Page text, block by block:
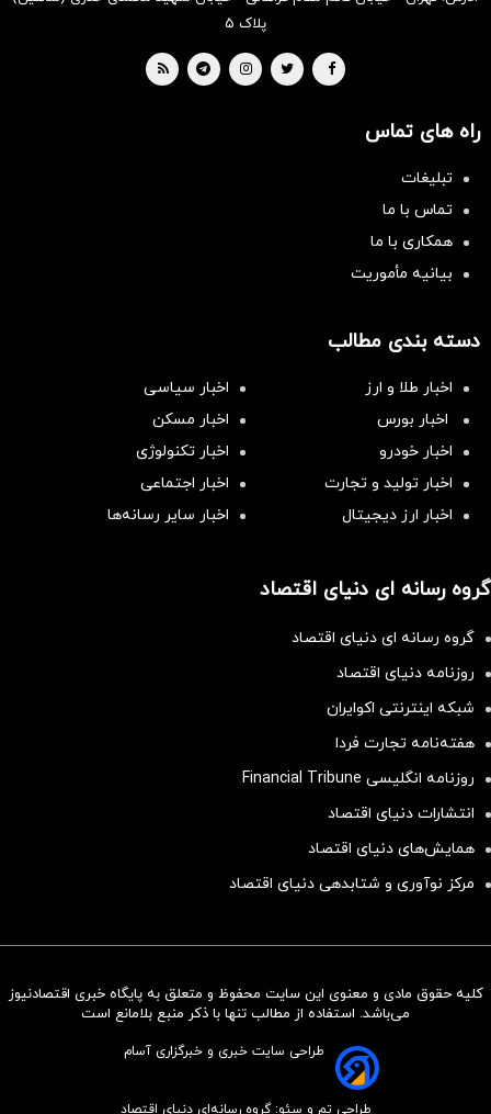
سرمایه‌گذاری همسنگ با شاخص
پلاک ۵
راه های تماس
تبلیغات
تماس با ما
همکاری با ما
بیانیه مأموریت
دسته بندی مطالب
اخبار طلا و ارز
اخبار سیاسی
اخبار بورس
اخبار مسکن
اخبار خودرو
اخبار تکنولوژی
اخبار تولید و تجارت
اخبار اجتماعی
اخبار ارز دیجیتال
اخبار سایر رسانه‌‌ها
گروه رسانه ای دنیای اقتصاد
گروه رسانه ای دنیای اقتصاد
روزنامه دنیای اقتصاد
شبکه اینترنتی اکوایران
هفته‌نامه تجارت فردا
روزنامه انگلیسی Financial Tribune
انتشارات دنیای اقتصاد
همایش‌های دنیای اقتصاد
مرکز نوآوری و شتابدهی دنیای اقتصاد
کلیه حقوق مادی و معنوی این سایت محفوظ و متعلق به پایگاه خبری اقتصادنیوز
می‌باشد. استفاده از مطالب تنها با ذکر منبع بلامانع است
طراحی سایت خبری و خبرگزاری آسام
طراحی تم و سئو: گروه رسانه‌ای دنیای اقتصاد